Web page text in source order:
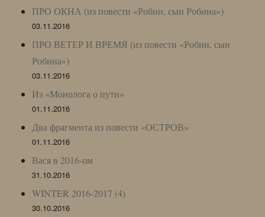
ПРО ОКНА (из повести «Робин, сын Робина»)
03.11.2016
ПРО ВЕТЕР И ВРЕМЯ (из повести «Робин, сын
Робина»)
03.11.2016
Из «Монолога о пути»
01.11.2016
Два фрагмента из повести «ОСТРОВ»
01.11.2016
Вася в 2016-ом
31.10.2016
WINTER 2016-2017 (4)
30.10.2016